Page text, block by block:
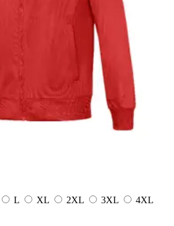
L XL 2XL 3XL
4XL